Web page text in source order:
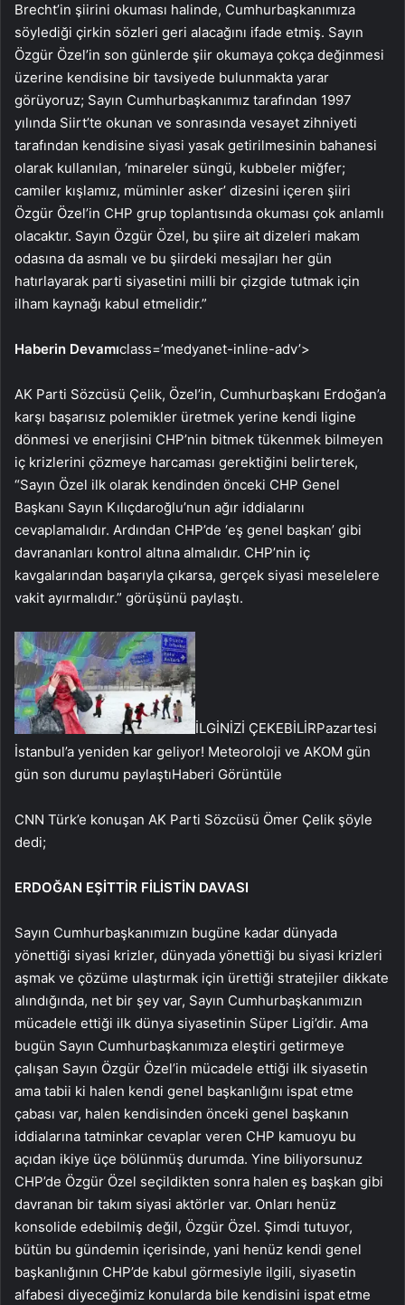
Brecht’in şiirini okuması halinde, Cumhurbaşkanımıza
söylediği çirkin sözleri geri alacağını ifade etmiş. Sayın
Özgür Özel’in son günlerde şiir okumaya çokça değinmesi
üzerine kendisine bir tavsiyede bulunmakta yarar
görüyoruz; Sayın Cumhurbaşkanımız tarafından 1997
yılında Siirt’te okunan ve sonrasında vesayet zihniyeti
tarafından kendisine siyasi yasak getirilmesinin bahanesi
olarak kullanılan, ‘minareler süngü, kubbeler miğfer;
camiler kışlamız, müminler asker’ dizesini içeren şiiri
Özgür Özel’in CHP grup toplantısında okuması çok anlamlı
olacaktır. Sayın Özgür Özel, bu şiire ait dizeleri makam
odasına da asmalı ve bu şiirdeki mesajları her gün
hatırlayarak parti siyasetini milli bir çizgide tutmak için
ilham kaynağı kabul etmelidir.”
Haberin Devamıclass=’medyanet-inline-adv’>
AK Parti Sözcüsü Çelik, Özel’in, Cumhurbaşkanı Erdoğan’a
karşı başarısız polemikler üretmek yerine kendi ligine
dönmesi ve enerjisini CHP’nin bitmek tükenmek bilmeyen
iç krizlerini çözmeye harcaması gerektiğini belirterek,
“Sayın Özel ilk olarak kendinden önceki CHP Genel
Başkanı Sayın Kılıçdaroğlu’nun ağır iddialarını
cevaplamalıdır. Ardından CHP’de ‘eş genel başkan’ gibi
davrananları kontrol altına almalıdır. CHP’nin iç
kavgalarından başarıyla çıkarsa, gerçek siyasi meselelere
vakit ayırmalıdır.” görüşünü paylaştı.
İLGİNİZİ ÇEKEBİLİRPazartesi
İstanbul’a yeniden kar geliyor! Meteoroloji ve AKOM gün
gün son durumu paylaştıHaberi Görüntüle
CNN Türk’e konuşan AK Parti Sözcüsü Ömer Çelik şöyle
dedi;
ERDOĞAN EŞİTTİR FİLİSTİN DAVASI
Sayın Cumhurbaşkanımızın bugüne kadar dünyada
yönettiği siyasi krizler, dünyada yönettiği bu siyasi krizleri
aşmak ve çözüme ulaştırmak için ürettiği stratejiler dikkate
alındığında, net bir şey var, Sayın Cumhurbaşkanımızın
mücadele ettiği ilk dünya siyasetinin Süper Ligi’dir. Ama
bugün Sayın Cumhurbaşkanımıza eleştiri getirmeye
çalışan Sayın Özgür Özel’in mücadele ettiği ilk siyasetin
ama tabii ki halen kendi genel başkanlığını ispat etme
çabası var, halen kendisinden önceki genel başkanın
iddialarına tatminkar cevaplar veren CHP kamuoyu bu
açıdan ikiye üçe bölünmüş durumda. Yine biliyorsunuz
CHP’de Özgür Özel seçildikten sonra halen eş başkan gibi
davranan bir takım siyasi aktörler var. Onları henüz
konsolide edebilmiş değil, Özgür Özel. Şimdi tutuyor,
bütün bu gündemin içerisinde, yani henüz kendi genel
başkanlığının CHP’de kabul görmesiyle ilgili, siyasetin
alfabesi diyeceğimiz konularda bile kendisini ispat etme